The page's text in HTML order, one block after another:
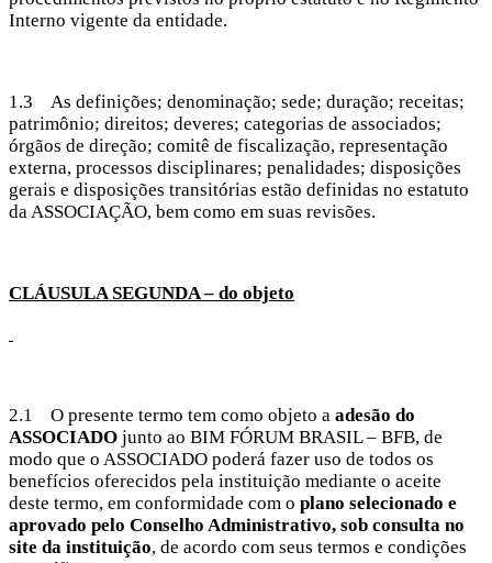
Interno vigente da entidade.
1.3 As definições; denominação; sede; duração; receitas;
patrimônio; direitos; deveres; categorias de associados;
órgãos de direção; comitê de fiscalização, representação
externa, processos disciplinares; penalidades; disposições
gerais e disposições transitórias estão definidas no estatuto
da ASSOCIAÇÃO, bem como em suas revisões.
CLÁUSULA SEGUNDA – do objeto
2.1 O presente termo tem como objeto a adesão do
ASSOCIADO junto ao BIM FÓRUM BRASIL – BFB, de
modo que o ASSOCIADO poderá fazer uso de todos os
benefícios oferecidos pela instituição mediante o aceite
deste termo, em conformidade com o plano selecionado e
aprovado pelo Conselho Administrativo, sob consulta no
site da instituição, de acordo com seus termos e condições